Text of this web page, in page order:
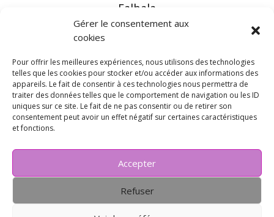
Gérer le consentement aux
cookies
Pour offrir les meilleures expériences, nous utilisons des technologies
telles que les cookies pour stocker et/ou accéder aux informations des
appareils. Le fait de consentir à ces technologies nous permettra de
traiter des données telles que le comportement de navigation ou les ID
uniques sur ce site. Le fait de ne pas consentir ou de retirer son
consentement peut avoir un effet négatif sur certaines caractéristiques
et fonctions.
Accepter
Refuser
Falbala
Vous pouvez recevoir les dernières infos en
vous abonnant à notre newsletter